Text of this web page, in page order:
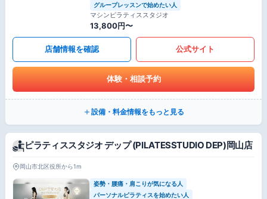
グループレッスンで始めたい人
マシンピラティススタジオ
13,800円〜
店舗情報を確認 公式サイト
体験・相談予約
設備・料金情報をもっと見る
ピラティススタジオ デップ (PILATESSTUDIO DEP)岡山店
岡山市北区役所から1m
姿勢・腰痛・肩こりが気になる人
パーソナルピラティスを始めたい人